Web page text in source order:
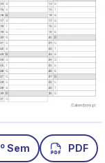
o Sem PDF